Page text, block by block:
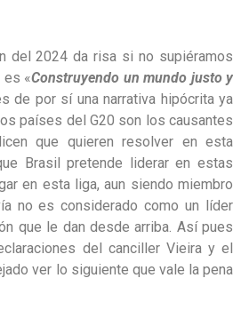
del 2024 da risa si no supiéramos
es «Construyendo un mundo justo y
de por sí una narrativa hipócrita ya
países del G20 son los causantes
que quieren resolver en esta
Brasil pretende liderar en estas
en esta liga, aun siendo miembro
no es considerado como un líder
que le dan desde arriba. Así pues
del canciller Vieira y el
ver lo siguiente que vale la pena